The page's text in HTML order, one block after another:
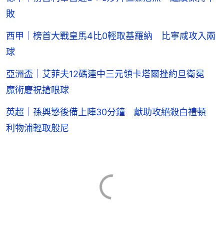
敗
西甲｜榜首大戰皇馬4比0輕取基羅納 比寧咸攻入兩
球
亞洲盃｜艾菲夫12碼連中三元領卡塔爾挫約旦衛冕
魔術慶祝搶眼球
英超｜孫興慜後備上陣30分鐘 獻助攻絕殺白禮頓
利物浦輕取般尼